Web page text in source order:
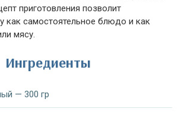
приготовления позволит
как самостоятельное блюдо и как
мясу.
Ингредиенты
— 300 гр